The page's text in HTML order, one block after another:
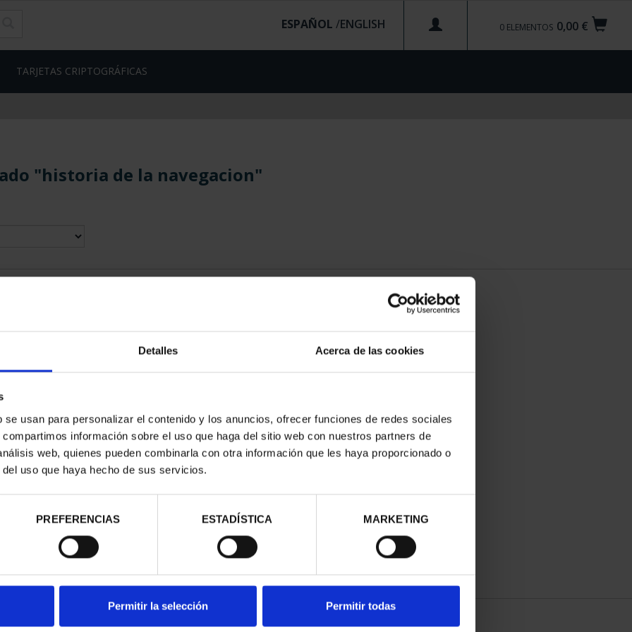
Detalles Acerca de las cookies
usan para personalizar el contenido y los anuncios, ofrecer funciones de redes sociales
información sobre el uso que haga del sitio web con nuestros partners de
web, quienes pueden combinarla con otra información que les haya proporcionado o
uso que haya hecho de sus servicios.
PREFERENCIAS ESTADÍSTICA MARKETING
Permitir la selección Permitir todas
0,00 €
0 ELEMENTOS
ESPAÑOL /
TARJETAS CRIPTOGRÁFICAS
"historia de la navegacion"
COBRE